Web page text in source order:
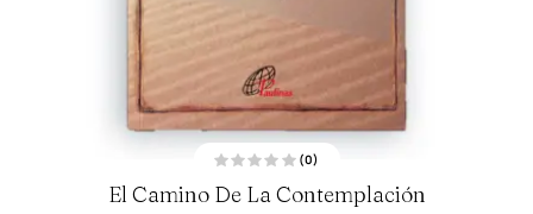
a
l
(0)
El Camino De La Contemplación